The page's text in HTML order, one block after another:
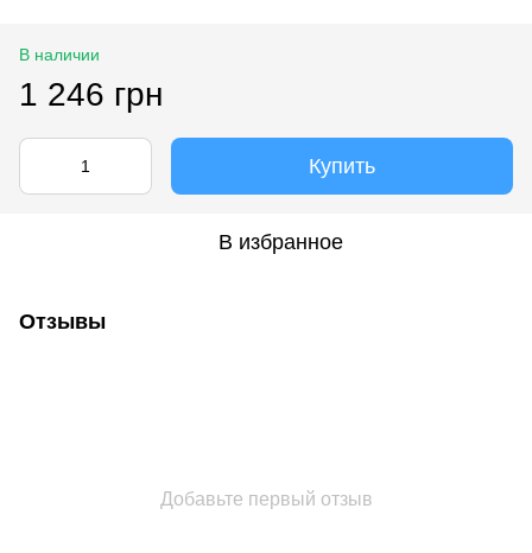
В наличии
1 246 грн
Купить
В избранное
Отзывы
Добавьте первый отзыв